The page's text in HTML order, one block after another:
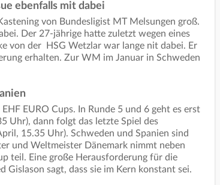
ebenfalls mit dabei
von Bundesligist MT Melsungen groß.
Der 27-jährige hatte zuletzt wegen eines
von der HSG Wetzlar war lange nit dabei. Er
erhalten. Zur WM im Januar in Schweden
EURO Cups. In Runde 5 und 6 geht es erst
Uhr), dann folgt das letzte Spiel des
15.35 Uhr). Schweden und Spanien sind
und Weltmeister Dänemark nimmt neben
teil. Eine große Herausforderung für die
sagt, dass sie im Kern konstant sei.